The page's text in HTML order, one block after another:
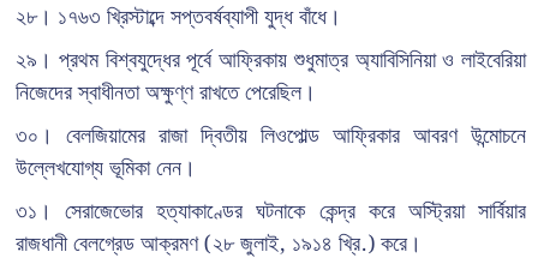
২৮। ১৭৬৩ খ্রিস্টাব্দে সপ্তবর্ষব্যাপী যুদ্ধ বাঁধে।
২৯। প্রথম বিশ্বযুদ্ধের পূর্বে আফ্রিকায় শুধুমাত্র অ্যাবিসিনিয়া ও লাইবেরিয়া
নিজেদের স্বাধীনতা অক্ষুণ্ণ রাখতে পেরেছিল।
৩০। বেলজিয়ামের রাজা দ্বিতীয় লিওপোল্ড আফ্রিকার আবরণ উন্মোচনে
উল্লেখযোগ্য ভূমিকা নেন।
৩১। সেরাজেভোর হত্যাকাণ্ডের ঘটনাকে কেন্দ্র করে অস্ট্রিয়া সার্বিয়ার
রাজধানী বেলগ্রেড আক্রমণ (২৮ জুলাই, ১৯১৪ খ্রি.) করে।